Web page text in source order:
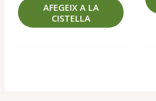
AFEGEIX A LA
CISTELLA